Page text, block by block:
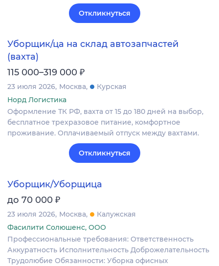
Откликнуться
Уборщик/ца на склад автозапчастей
(вахта)
115 000–319 000 ₽
23 июля 2026 Москва
Курская
Норд Логистика
Оформление ТК РФ, вахта от 15 до 180 дней на выбор,
бесплатное трехразовое питание, комфортное
проживание. Оплачиваемый отпуск между вахтами.
Откликнуться
Уборщик/Уборщица
до 70 000 ₽
23 июля 2026 Москва
Калужская
Фасилити Солюшенс, ООО
Профессиональные требования: Ответственность
Аккуратность Исполнительность Доброжелательность
Трудолюбие Обязанности: Уборка офисных